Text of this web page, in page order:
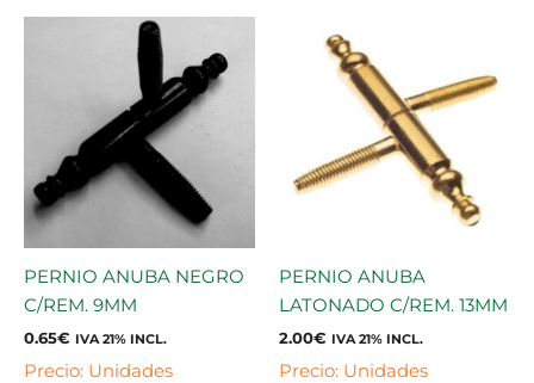
PERNIO ANUBA NEGRO
C/REM. 9MM
0.65€ IVA 21% INCL.
Precio: Unidades
PERNIO ANUBA
LATONADO C/REM. 13MM
2.00€ IVA 21% INCL.
Precio: Unidades